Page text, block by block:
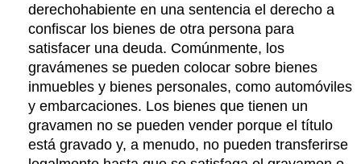
derechohabiente en una sentencia el derecho a
confiscar los bienes de otra persona para
satisfacer una deuda. Comúnmente, los
gravámenes se pueden colocar sobre bienes
inmuebles y bienes personales, como automóviles
y embarcaciones. Los bienes que tienen un
gravamen no se pueden vender porque el título
está gravado y, a menudo, no pueden transferirse